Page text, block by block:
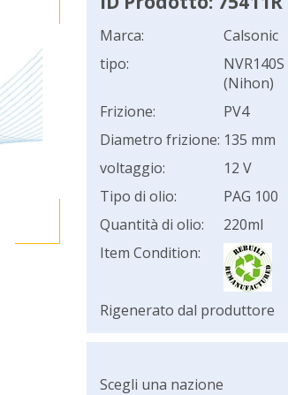
Marca:
Calsonic
tipo:
NVR140S
(Nihon)
Frizione:
PV4
Diametro frizione: 135 mm
voltaggio:
12 V
Tipo di olio:
PAG 100
Quantità di olio:
220ml
Item Condition:
Rigenerato dal produttore
Scegli una nazione